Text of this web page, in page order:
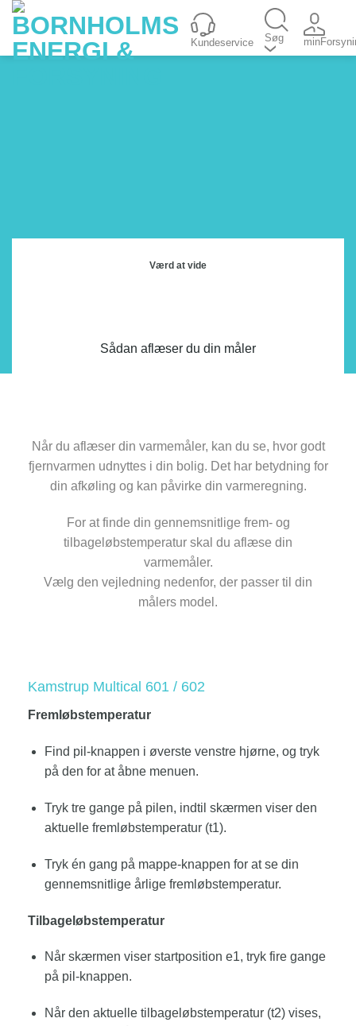
Fortsæt
indhold
Kundeservice Søg
Værd at vide
Sådan aflæser du din måler
Når du aflæser din varmemåler, kan du se, hvor godt
fjernvarmen udnyttes i din bolig. Det har betydning for
din afkøling og kan påvirke din varmeregning.
For at finde din gennemsnitlige frem- og
tilbageløbstemperatur skal du aflæse din
varmemåler.
Vælg den vejledning nedenfor, der passer til din
målers model.
Kamstrup Multical 601 / 602
Fremløbstemperatur
Find pil-knappen i øverste venstre hjørne, og tryk
på den for at åbne menuen.
Tryk tre gange på pilen, indtil skærmen viser den
aktuelle fremløbstemperatur (t1).
Tryk én gang på mappe-knappen for at se din
gennemsnitlige årlige fremløbstemperatur.
Tilbageløbstemperatur
Når skærmen viser startposition e1, tryk fire gange
på pil-knappen.
Når den aktuelle tilbageløbstemperatur (t2) vises,